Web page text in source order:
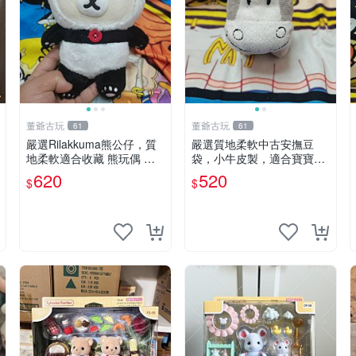
董爺古玩 61
嚴選Rilakkuma熊公仔，質
地柔軟適合收藏 熊玩偶 柔
軟 公仔 收藏
$620
董爺古玩 61
嚴選質地柔軟中古安撫豆
袋，小牛皮製，適合寶寶安
心入眠。 安撫豆袋 小牛皮
寶寶安撫
$520